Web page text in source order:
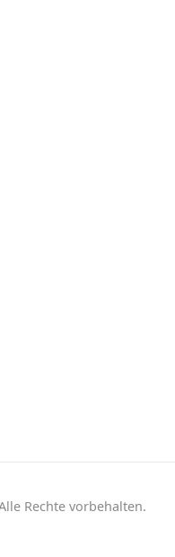
Rechte vorbehalten.